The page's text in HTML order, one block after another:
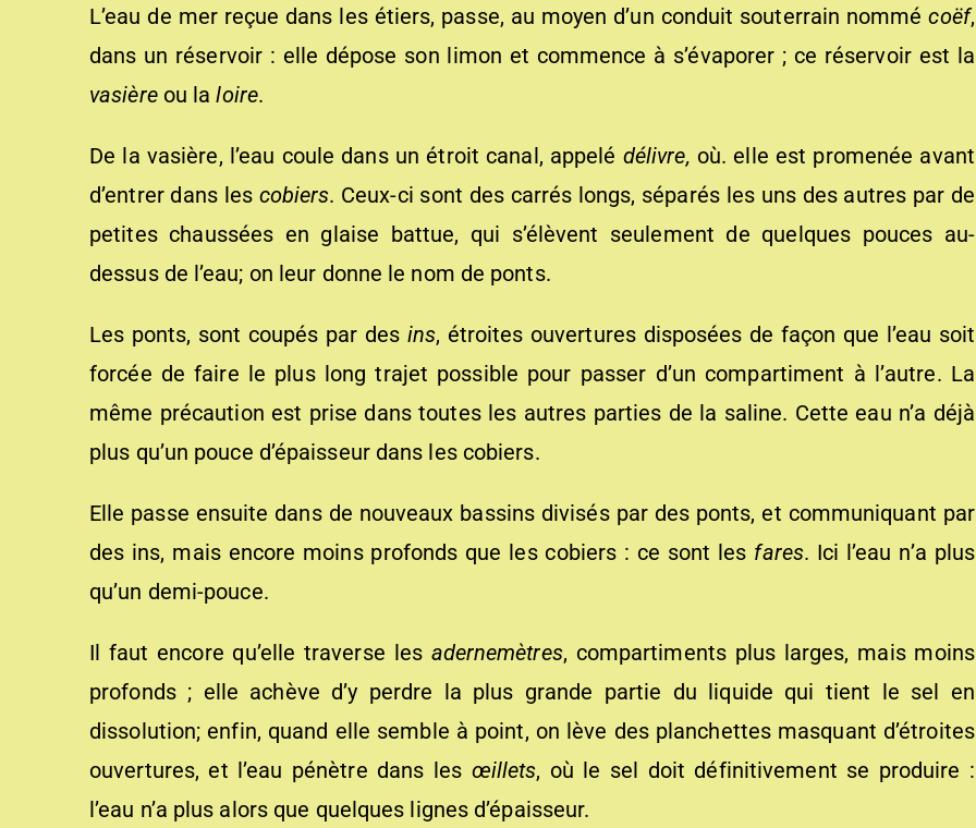
L’eau de mer reçue dans les étiers, passe, au moyen d’un conduit souterrain nommécoëf,
dans un réservoir : elle dépose son limon et commence à s’évaporer ; ce réservoir est la
vasièreou laloire.
De la vasière, l’eau coule dans un étroit canal, appelé délivre, où. elle est promenée avant
d’entrer dans les cobiers. Ceux-ci sont des carrés longs, séparés les uns des autres par de
petites chaussées en glaise battue, qui s’élèvent seulement de quelques pouces au-
dessus de l’eau; on leur donne le nom de ponts.
Les ponts, sont coupés par des ins, étroites ouvertures disposées de façon que l’eau soit
forcée de faire le plus long trajet possible pour passer d’un compartiment à l’autre. La
même précaution est prise dans toutes les autres parties de la saline. Cette eau n’a déjà
plus qu’un pouce d’épaisseur dans les cobiers.
Elle passe ensuite dans de nouveaux bassins divisés par des ponts, et communiquant par
des ins, mais encore moins profonds que les cobiers : ce sont les fares. Ici l’eau n’a plus
qu’un demi-pouce.
Il faut encore qu’elle traverse les adernemètres, compartiments plus larges, mais moins
profonds ; elle achève d’y perdre la plus grande partie du liquide qui tient le sel en
dissolution; enfin, quand elle semble à point, on lève des planchettes masquant d’étroites
ouvertures, et l’eau pénètre dans les œillets, où le sel doit définitivement se produire :
l’eau n’a plus alors que quelques lignes d’épaisseur.